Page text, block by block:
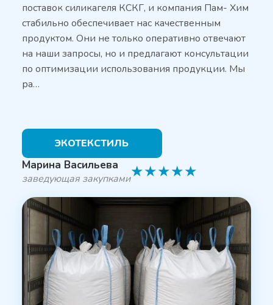
поставок силикагеля КСКГ, и компания Пам- Хим
стабильно обеспечивает нас качественным
продуктом. Они не только оперативно отвечают
на наши запросы, но и предлагают консультации
по оптимизации использования продукции. Мы
ра…
ЭКОТЕКСТИЛЬ
Марина Васильева
заведующая закупками★★★★★